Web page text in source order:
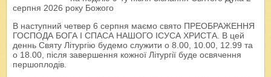
серпня 2026 року Божого
В наступний четвер 6 серпня маємо свято ПРЕОБРАЖЕННЯ
ГОСПОДА БОГА І СПАСА НАШОГО ІСУСА ХРИСТА. В цей
деннь Святу Літургію будемо служити о 8.00, 10.00, 12.99 та
о 18.00, після завершення кожної Літургії буде освячення
першоплодів.